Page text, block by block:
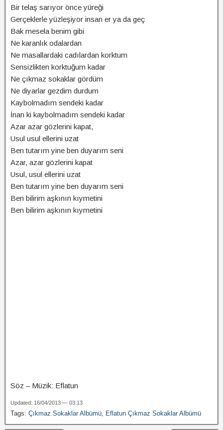
Bir telaş sarıyor önce yüreği
Gerçeklerle yüzleşiyor insan er ya da geç
Bak mesela benim gibi
Ne karanlık odalardan
Ne masallardaki cadılardan korktum
Sensizlikten korktuğum kadar
Ne çıkmaz sokaklar gördüm
Ne diyarlar gezdim durdum
Kaybolmadım sendeki kadar
İnan ki kaybolmadım sendeki kadar
Azar azar gözlerini kapat,
Usul usul ellerini uzat
Ben tutarım yine ben duyarım seni
Azar, azar gözlerini kapat
Usul, usul ellerini uzat
Ben tutarım yine ben duyarım seni
Ben bilirim aşkının kıymetini
Ben bilirim aşkının kıymetini
Söz – Müzik: Eflatun
Updated: 16/04/2013 — 03:13
Tags: Çıkmaz Sokaklar Albümü, Eflatun Çıkmaz Sokaklar Albümü